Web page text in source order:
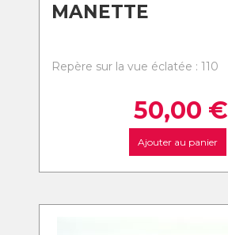
MANETTE
Repère sur la vue éclatée : 110
50,00 €
Ajouter au panier